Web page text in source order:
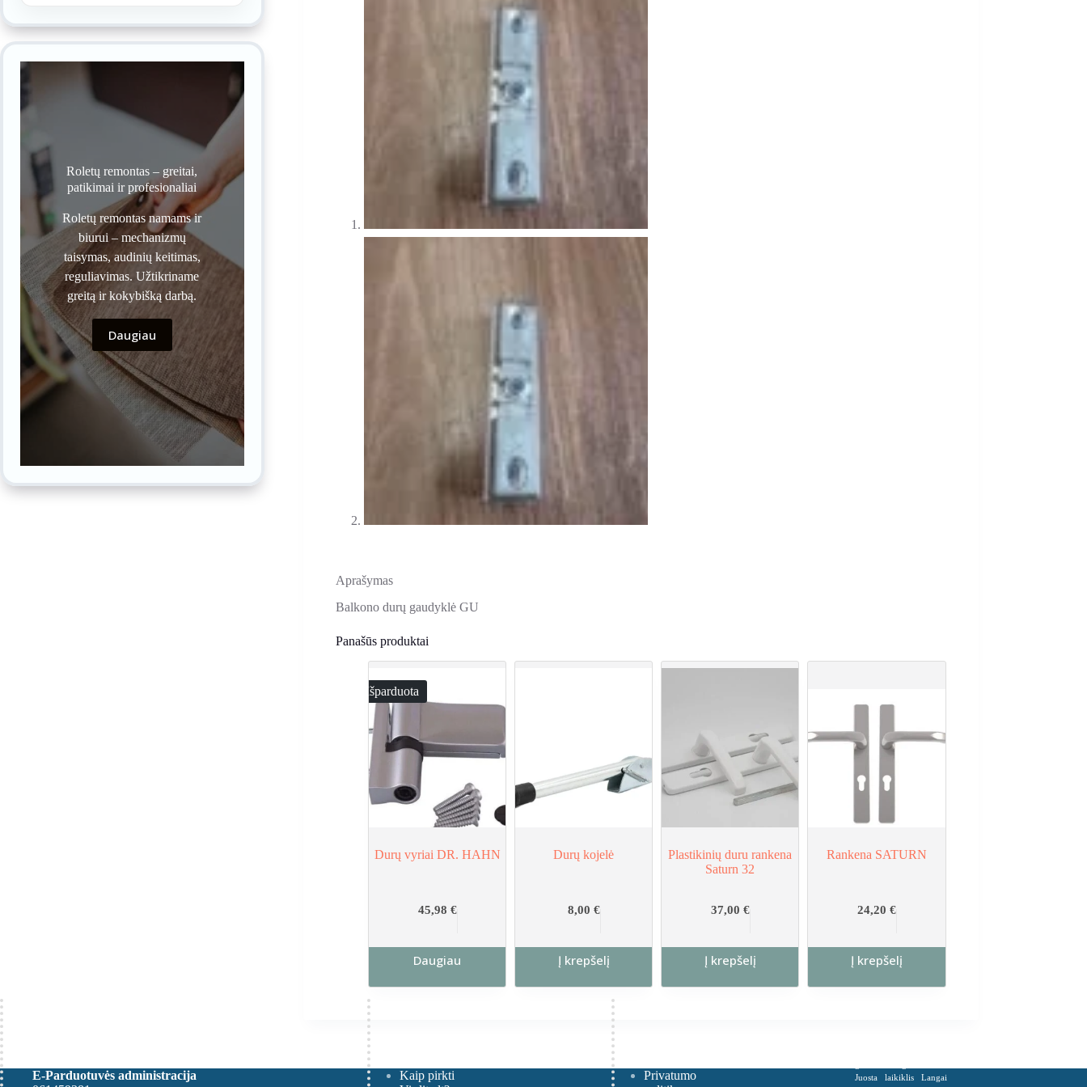
Aprašymas
Balkono durų gaudyklė GU
Panašūs produktai
Išparduota
Durų vyriai DR. HAHN
45,98 €
Daugiau
Durų kojelė
8,00 €
Į krepšelį
Plastikinių duru rankena
Saturn 32
37,00 €
Į krepšelį
Rankena SATURN
24,20 €
Į krepšelį
Roletų remontas – greitai,
patikimai ir profesionaliai
Roletų remontas namams ir
biurui – mechanizmų
taisymas, audinių keitimas,
reguliavimas. Užtikriname
greitą ir kokybišką darbą.
Daugiau
E-Parduotuvės administracija
Kaip pirkti
Privatumo
Juosta
laikiklis
Langai